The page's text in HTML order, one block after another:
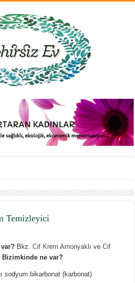
Temizleyici
Bkz.Cif Krem Amonyaklı veCif
Bizimkinde ne var?
sodyum bikarbonat (karbonat)